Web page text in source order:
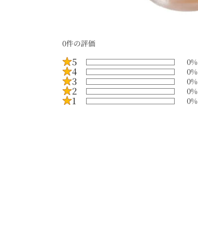
0件の評価
5 0%
4 0%
3 0%
2 0%
1 0%